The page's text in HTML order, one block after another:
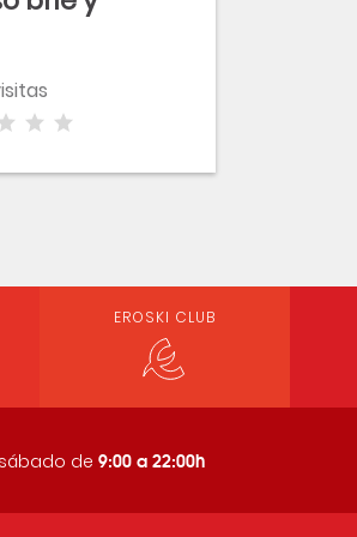
EROSKI CLUB
de 9:00 a 22:00h